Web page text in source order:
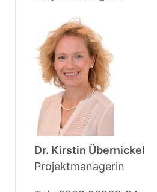
Dr. Kirstin Übernickel
Projektmanagerin